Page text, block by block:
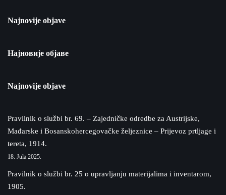
Najnovije objave
Најновије објаве
Najnovije objave
Pravilnik o službi br. 69. – Zajedničke odredbe za Austrijske,
Mađarske i Bosanskohercegovačke željeznice – Prijevoz prtljage i
tereta, 1914.
18. Jula 2025.
Pravilnik o službi br. 25 o upravljanju materijalima i inventarom,
1905.